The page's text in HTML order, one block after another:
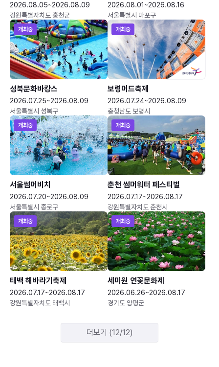
2026.08.05~2026.08.09
강원특별자치도 홍천군
2026.08.01~2026.08.16
서울특별시 마포구
개최중
성북문화바캉스
2026.07.25~2026.08.09
서울특별시 성북구
개최중
보령머드축제
2026.07.24~2026.08.09
충청남도 보령시
개최중
서울썸머비치
2026.07.20~2026.08.09
서울특별시 종로구
개최중
춘천 썸머워터 페스티벌
2026.07.17~2026.08.17
강원특별자치도 춘천시
개최중
태백 해바라기축제
2026.07.17~2026.08.17
강원특별자치도 태백시
개최중
세미원 연꽃문화제
2026.06.26~2026.08.17
경기도 양평군
더보기 (12/12)